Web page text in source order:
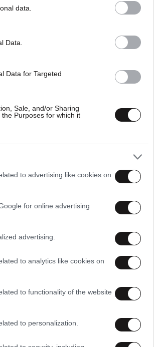
data.
Data.
Data for Targeted
Sale, and/or Sharing
Purposes for which it
to advertising like cookies on
for online advertising
advertising.
to analytics like cookies on
to functionality of the website
to personalization.